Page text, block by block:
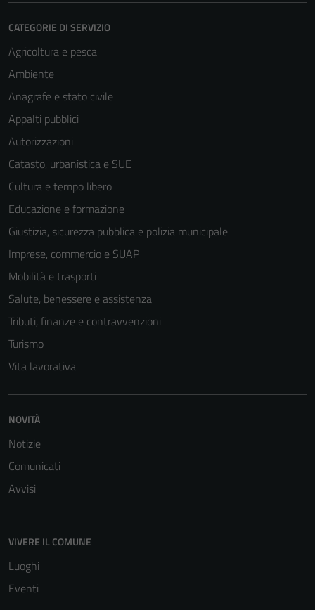
CATEGORIE DI SERVIZIO
Agricoltura e pesca
Ambiente
Anagrafe e stato civile
Appalti pubblici
Autorizzazioni
Catasto, urbanistica e SUE
Cultura e tempo libero
Educazione e formazione
Giustizia, sicurezza pubblica e polizia municipale
Imprese, commercio e SUAP
Mobilità e trasporti
Salute, benessere e assistenza
Tributi, finanze e contravvenzioni
Turismo
Vita lavorativa
NOVITÀ
Notizie
Comunicati
Avvisi
VIVERE IL COMUNE
Luoghi
Eventi